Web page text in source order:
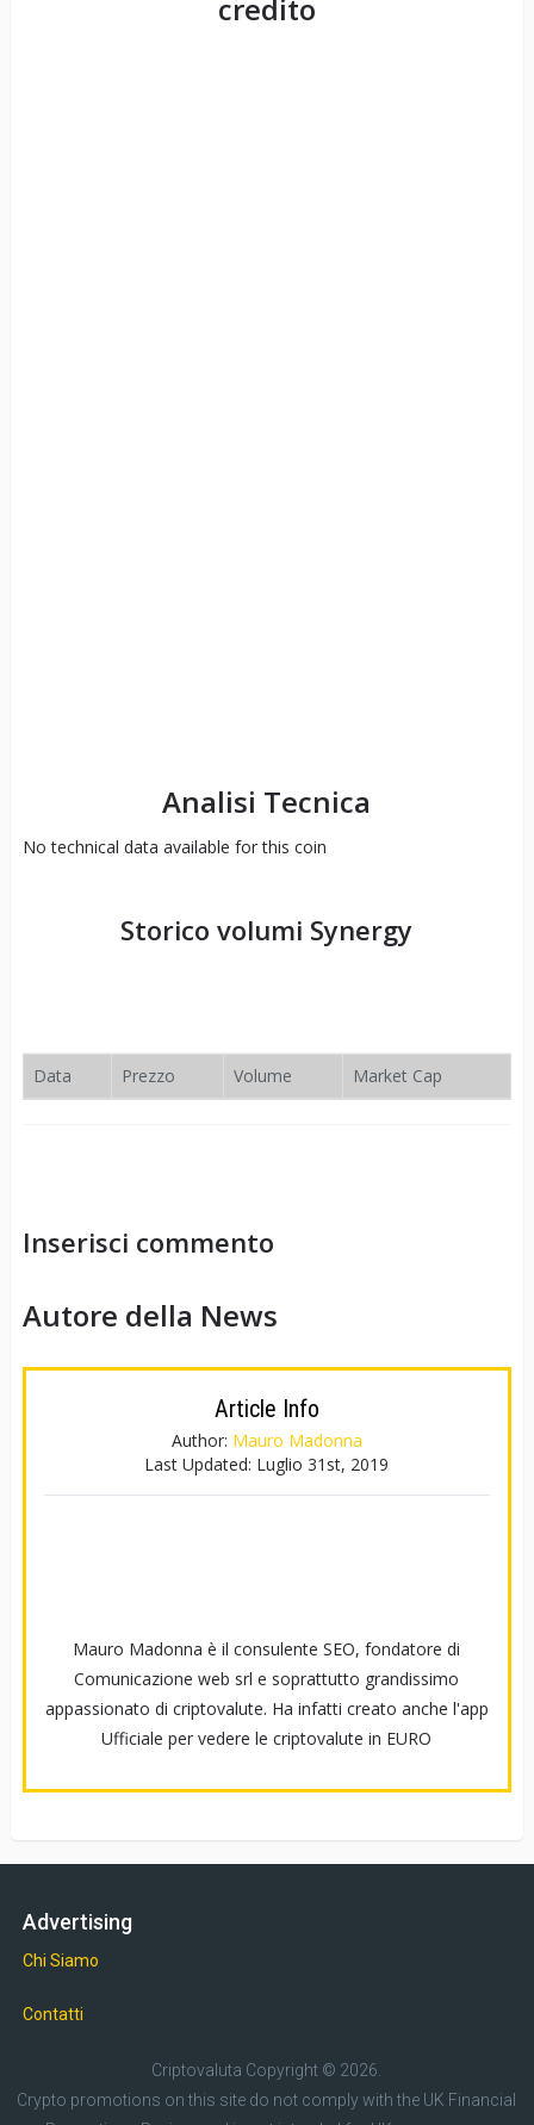
credito
Analisi Tecnica
No technical data available for this coin
Storico volumi Synergy
Data Prezzo Volume Market Cap
Inserisci commento
Autore della News
Article Info
Author: Mauro Madonna
Last Updated: Luglio 31st, 2019
Mauro Madonna è il consulente SEO, fondatore di
Comunicazione web srl e soprattutto grandissimo
appassionato di criptovalute. Ha infatti creato anche l'app
Ufficiale per vedere le criptovalute in EURO
Advertising
Chi Siamo
Contatti
Criptovaluta Copyright © 2026.
Crypto promotions on this site do not comply with the UK Financial